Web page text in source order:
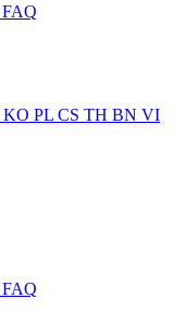
FAQ
KO PL CS TH BN VI
FAQ